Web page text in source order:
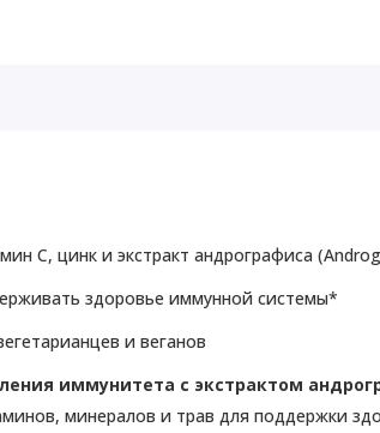
С, цинк и экстракт андрографиса
здоровье иммунной системы*
и веганов
иммунитета с экстрактом
минералов и трав для поддержки